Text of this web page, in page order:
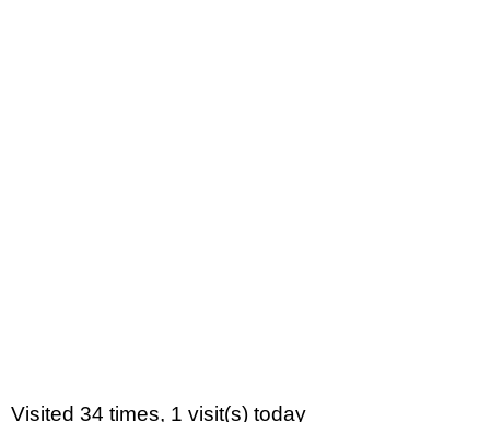
Visited 34 times, 1 visit(s) today